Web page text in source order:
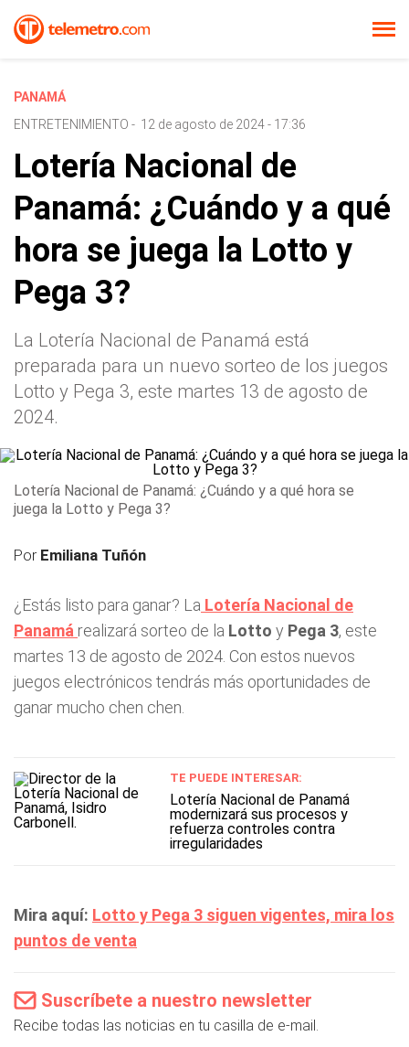
PANAMÁ
ENTRETENIMIENTO - 12 de agosto de 2024 - 17:36
Lotería Nacional de
Panamá: ¿Cuándo y a qué
hora se juega la Lotto y
Pega 3?
La Lotería Nacional de Panamá está
preparada para un nuevo sorteo de los juegos
Lotto y Pega 3, este martes 13 de agosto de
2024.
Lotería Nacional de Panamá: ¿Cuándo y a qué hora se
juega la Lotto y Pega 3?
Por Emiliana Tuñón
¿Estás listo para ganar? La Lotería Nacional de
Panamá realizará sorteo de la Lotto y Pega 3, este
martes 13 de agosto de 2024. Con estos nuevos
juegos electrónicos tendrás más oportunidades de
ganar mucho chen chen.
TE PUEDE INTERESAR:
Lotería Nacional de Panamá
modernizará sus procesos y
refuerza controles contra
irregularidades
Mira aquí: Lotto y Pega 3 siguen vigentes, mira los
puntos de venta
Suscríbete a nuestro newsletter
Recibe todas las noticias en tu casilla de e-mail.